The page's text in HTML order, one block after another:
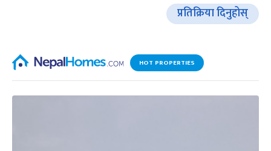
प्रतिक्रिया दिनुहोस्
HOT PROPERTIES